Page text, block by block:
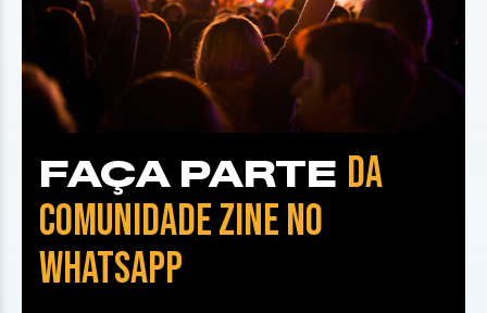
FAÇA PARTE DA
COMUNIDADE ZINE NO
WHATSAPP